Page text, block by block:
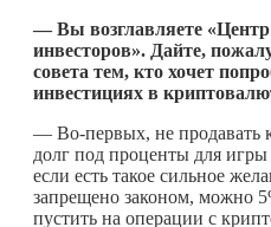
— Вы возглавляете
инвесторов». Дайте,
совета тем, кто хочет
инвестициях в
— Во-первых, не продавать
долг под проценты для
если есть такое сильное
запрещено законом, можно
пустить на операции с